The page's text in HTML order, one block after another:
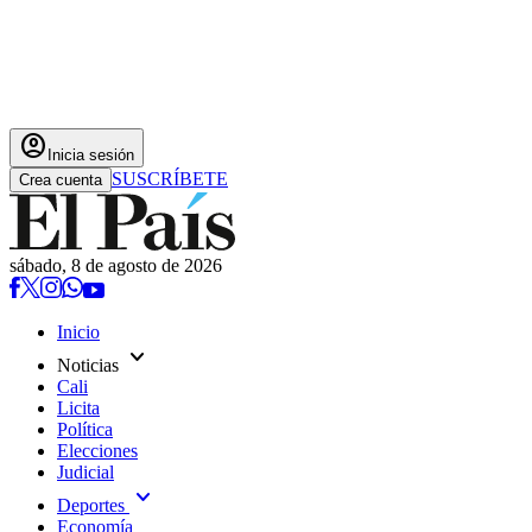
account_circle Inicia sesión
Crea cuenta SUSCRÍBETE
sábado, 8 de agosto de 2026
Inicio
Noticias expand_more
Cali
Licita
Política
Elecciones
Judicial
Deportes expand_more
Economía